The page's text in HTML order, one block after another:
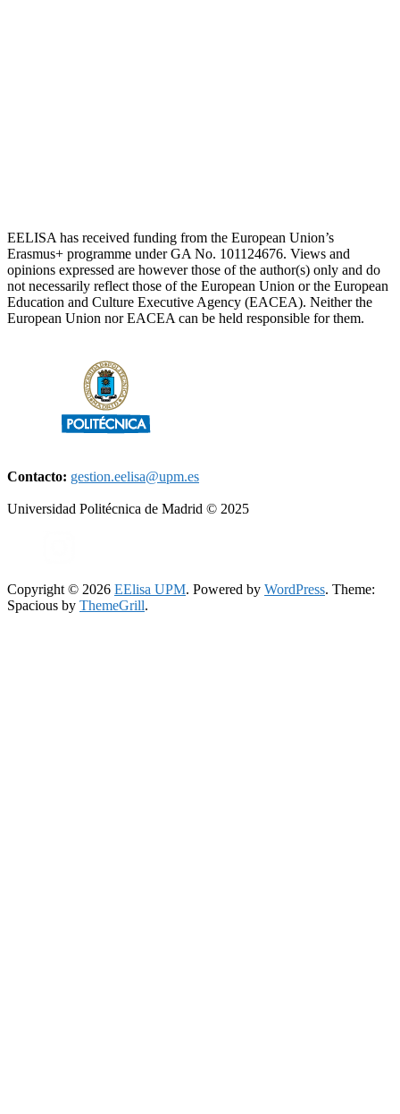
EELISA has received funding from the European Union’s
Erasmus+ programme under GA No. 101124676. Views and
opinions expressed are however those of the author(s) only and do
not necessarily reflect those of the European Union or the European
Education and Culture Executive Agency (EACEA). Neither the
European Union nor EACEA can be held responsible for them.
Contacto: gestion.eelisa@upm.es
Universidad Politécnica de Madrid © 2025
Copyright © 2026 EElisa UPM. Powered by WordPress. Theme:
Spacious by ThemeGrill.